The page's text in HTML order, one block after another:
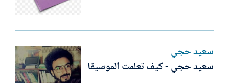
سعيد حجي
سعيد حجي - كيف تعلمت الموسيقا